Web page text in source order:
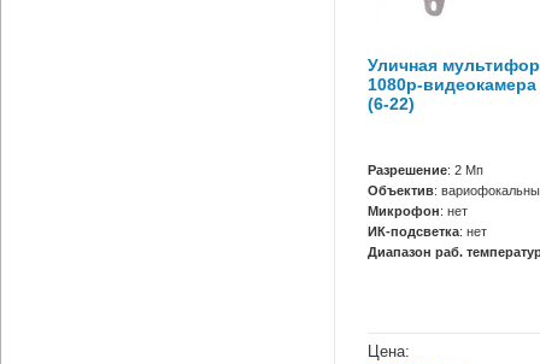
Уличная
1080p-
(6-22)
Разрешение: 2 Мп
Объектив:
Микрофон: нет
ИК-подсветка: нет
Диапазон раб.
Цена: